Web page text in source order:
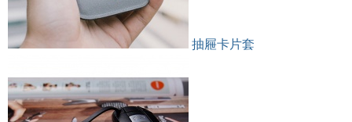
抽屜卡片套